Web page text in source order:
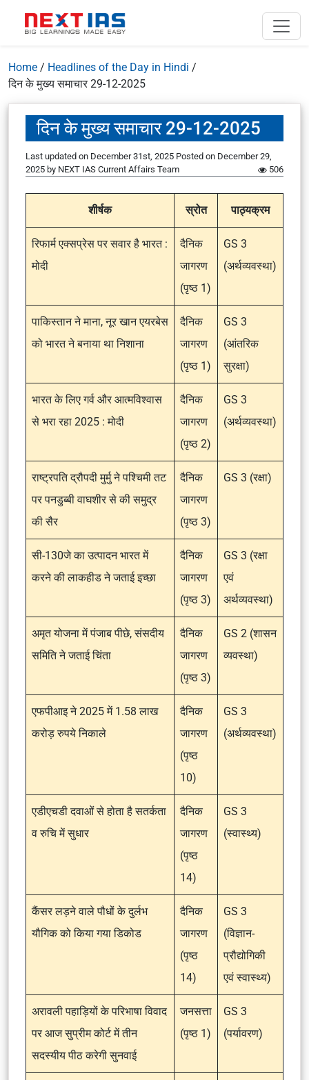
Home / Headlines of the Day in Hindi /
दिन के मुख्य समाचार 29-12-2025
दिन के मुख्य समाचार 29-12-2025
Last updated on December 31st, 2025 Posted on December 29,
2025 by NEXT IAS Current Affairs Team 506
शीर्षक स्रोत पाठ्यक्रम
रिफार्म एक्सप्रेस पर सवार है भारत :
मोदी
दैनिक
जागरण
(पृष्ठ 1)
GS 3
(अर्थव्यवस्था)
पाकिस्तान ने माना, नूर खान एयरबेस
को भारत ने बनाया था निशाना
दैनिक
जागरण
(पृष्ठ 1)
GS 3
(आंतरिक
सुरक्षा)
भारत के लिए गर्व और आत्मविश्वास
से भरा रहा 2025 : मोदी
दैनिक
जागरण
(पृष्ठ 2)
GS 3
(अर्थव्यवस्था)
राष्ट्रपति द्रौपदी मुर्मु ने पश्चिमी तट
पर पनडुब्बी वाघशीर से की समुद्र
की सैर
दैनिक
जागरण
(पृष्ठ 3)
GS 3 (रक्षा)
सी-130जे का उत्पादन भारत में
करने की लाकहीड ने जताई इच्छा
दैनिक
जागरण
(पृष्ठ 3)
GS 3 (रक्षा
एवं
अर्थव्यवस्था)
अमृत योजना में पंजाब पीछे, संसदीय
समिति ने जताई चिंता
दैनिक
जागरण
(पृष्ठ 3)
GS 2 (शासन
व्यवस्था)
एफपीआइ ने 2025 में 1.58 लाख
करोड़ रुपये निकाले
दैनिक
जागरण
(पृष्ठ
10)
GS 3
(अर्थव्यवस्था)
एडीएचडी दवाओं से होता है सतर्कता
व रुचि में सुधार
दैनिक
जागरण
(पृष्ठ
14)
GS 3
(स्वास्थ्य)
कैंसर लड़ने वाले पौधों के दुर्लभ
यौगिक को किया गया डिकोड
दैनिक
जागरण
(पृष्ठ
14)
GS 3
(विज्ञान-
प्रौद्योगिकी
एवं स्वास्थ्य)
अरावली पहाड़ियों के परिभाषा विवाद
पर आज सुप्रीम कोर्ट में तीन
सदस्यीय पीठ करेगी सुनवाई
जनसत्ता
(पृष्ठ 1)
GS 3
(पर्यावरण)